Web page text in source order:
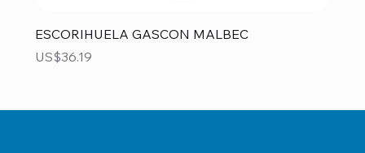
ESCORIHUELA GASCON MALBEC
Precio
US$36.19